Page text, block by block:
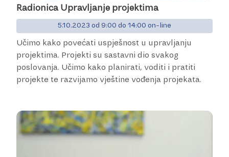
Radionica Upravljanje projektima
5.10.2023 od 9:00 do 14:00 on-line
Učimo kako povećati uspješnost u upravljanju
projektima. Projekti su sastavni dio svakog
poslovanja. Učimo kako planirati, voditi i pratiti
projekte te razvijamo vještine vođenja projekata.